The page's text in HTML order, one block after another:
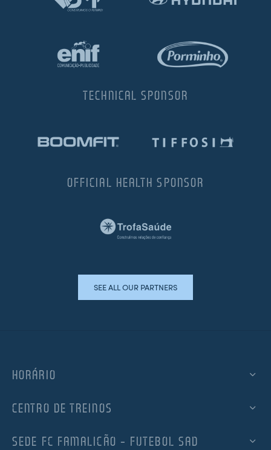
TECHNICAL SPONSOR
OFFICIAL HEALTH SPONSOR
SEE ALL OUR PARTNERS
HORÁRIO
CENTRO DE TREINOS
SEDE FC FAMALICÃO – FUTEBOL SAD